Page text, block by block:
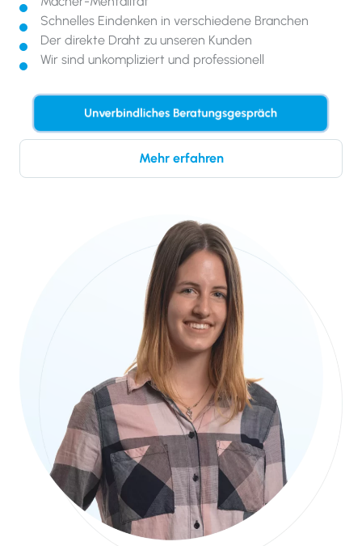
Schnelles Eindenken in verschiedene Branchen
Der direkte Draht zu unseren Kunden
Wir sind unkompliziert und professionell
Unverbindliches Beratungsgespräch
Mehr erfahren